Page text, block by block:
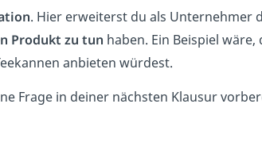
. Hier erweiterst du als Unternehmer
Produkt zu tun haben. Ein Beispiel
anbieten würdest.
Frage in deiner nächsten Klausur